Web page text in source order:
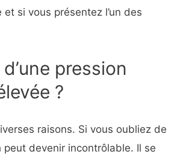
si vous présentez l’un des
pression
?
raisons. Si vous oubliez de
devenir incontrôlable. Il se